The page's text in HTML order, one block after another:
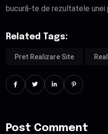
bucură-te de rezultatele
Related Tags:
Pret Realizare Site
Post Comment